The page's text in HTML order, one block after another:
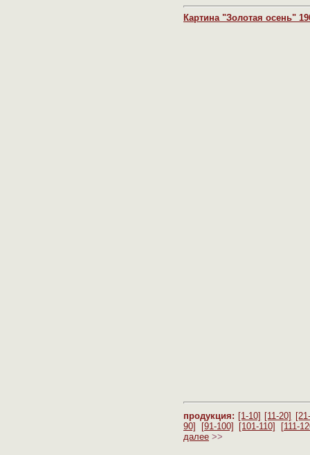
Картина "Золотая осень"
продукция: [1-10] [11-20]
90]
[91-100] [101-110]
[111-
далее >>